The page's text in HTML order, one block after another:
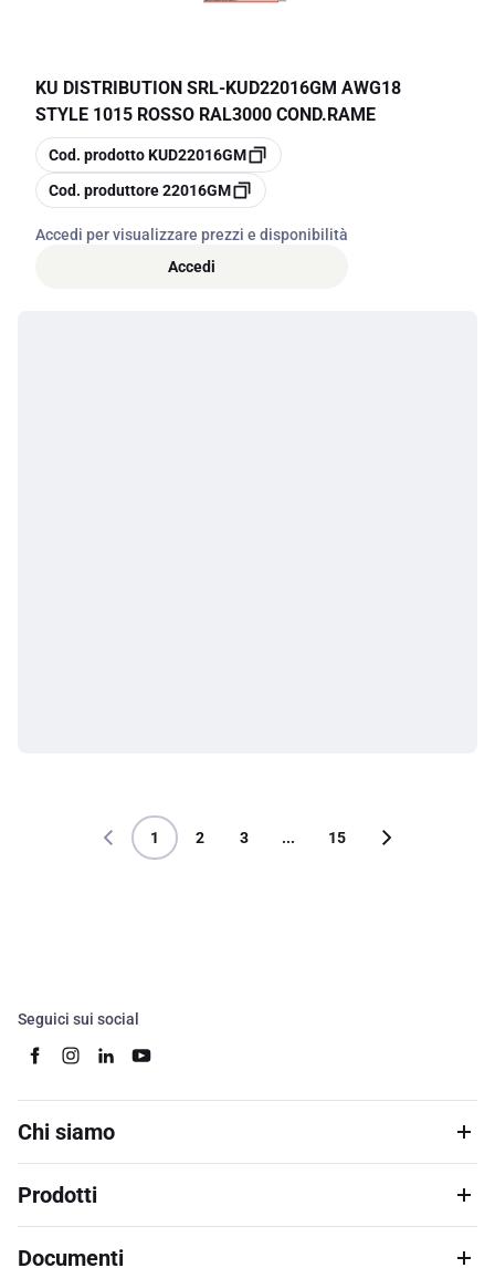
KU DISTRIBUTION SRL-KUD22016GM AWG18
STYLE 1015 ROSSO RAL3000 COND.RAME
copia
Cod. prodottoKUD22016GM
copia
Cod. produttore22016GM
Accedi per visualizzare prezzi e disponibilità
Accedi
1 2 3 ... 15
Seguici sui social
Chi siamo
Prodotti
Documenti